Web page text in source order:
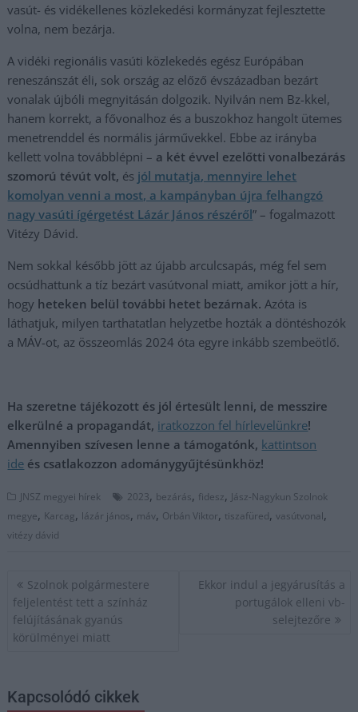
vasút- és vidékellenes közlekedési kormányzat fejlesztette
volna, nem bezárja.
A vidéki regionális vasúti közlekedés egész Európában
reneszánszát éli, sok ország az előző évszázadban bezárt
vonalak újbóli megnyitásán dolgozik. Nyilván nem Bz-kkel,
hanem korrekt, a fővonalhoz és a buszokhoz hangolt ütemes
menetrenddel és normális járművekkel. Ebbe az irányba
kellett volna továbblépni – a két évvel ezelőtti vonalbezárás
szomorú tévút volt, és jól mutatja, mennyire lehet
komolyan venni a most, a kampányban újra felhangzó
nagy vasúti ígérgetést Lázár János részéről” – fogalmazott
Vitézy Dávid.
Nem sokkal később jött az újabb arculcsapás, még fel sem
ocsúdhattunk a tíz bezárt vasútvonal miatt, amikor jött a hír,
hogy heteken belül további hetet bezárnak. Azóta is
láthatjuk, milyen tarthatatlan helyzetbe hozták a döntéshozók
a MÁV-ot, az összeomlás 2024 óta egyre inkább szembeötlő.
Ha szeretne tájékozott és jól értesült lenni, de messzire
elkerülné a propagandát, iratkozzon fel hírlevelünkre!
Amennyiben szívesen lenne a támogatónk, kattintson
ide és csatlakozzon adománygyűjtésünkhöz!
JNSZ megyei hírek 2023, bezárás, fidesz, Jász-Nagykun Szolnok
megye, Karcag, lázár jános, máv, Orbán Viktor, tiszafüred,vasútvonal,
vitézy dávid
Bejegyzés
navigáció
Szolnok polgármestere
feljelentést tett a színház
felújításának gyanús
körülményei miatt
Ekkor indul a jegyárusítás a
portugálok elleni vb-
selejtezőre
Kapcsolódó cikkek